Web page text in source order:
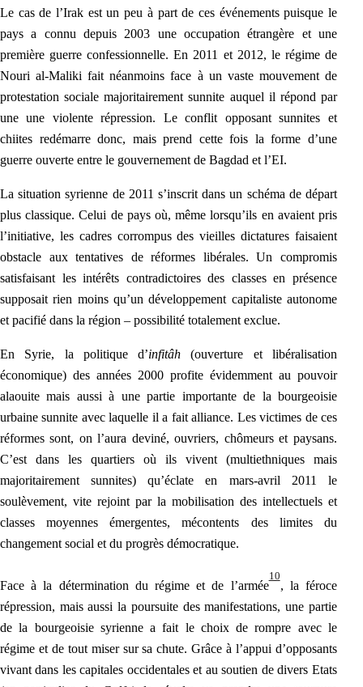
Le cas de l’Irak est un peu à part de ces événements puisque le
pays a connu depuis 2003 une occupation étrangère et une
première guerre confessionnelle. En 2011 et 2012, le régime de
Nouri al-Maliki fait néanmoins face à un vaste mouvement de
protestation sociale majoritairement sunnite auquel il répond par
une une violente répression. Le conflit opposant sunnites et
chiites redémarre donc, mais prend cette fois la forme d’une
guerre ouverte entre le gouvernement de Bagdad et l’EI.
La situation syrienne de 2011 s’inscrit dans un schéma de départ
plus classique. Celui de pays où, même lorsqu’ils en avaient pris
l’initiative, les cadres corrompus des vieilles dictatures faisaient
obstacle aux tentatives de réformes libérales. Un compromis
satisfaisant les intérêts contradictoires des classes en présence
supposait rien moins qu’un développement capitaliste autonome
et pacifié dans la région – possibilité totalement exclue.
En Syrie, la politique d’infitâh (ouverture et libéralisation
économique) des années 2000 profite évidemment au pouvoir
alaouite mais aussi à une partie importante de la bourgeoisie
urbaine sunnite avec laquelle il a fait alliance. Les victimes de ces
réformes sont, on l’aura deviné, ouvriers, chômeurs et paysans.
C’est dans les quartiers où ils vivent (multiethniques mais
majoritairement sunnites) qu’éclate en mars-avril 2011 le
soulèvement, vite rejoint par la mobilisation des intellectuels et
classes moyennes émergentes, mécontents des limites du
changement social et du progrès démocratique.
Face à la détermination du régime et de l’armée
10
, la féroce
répression, mais aussi la poursuite des manifestations, une partie
de la bourgeoisie syrienne a fait le choix de rompre avec le
régime et de tout miser sur sa chute. Grâce à l’appui d’opposants
vivant dans les capitales occidentales et au soutien de divers Etats